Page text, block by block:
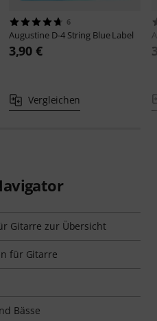
6
Augustine D-4 String Blue Label
3,90 €
Vergleichen
Gitarre zur Übersicht
für Gitarre
Bässe